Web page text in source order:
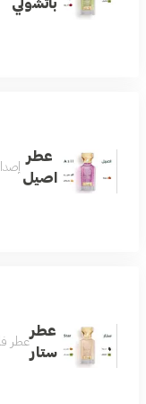
باتشولي
عطر
اصيل
إصدار محدود من عطر
عطر
ستار
عطر